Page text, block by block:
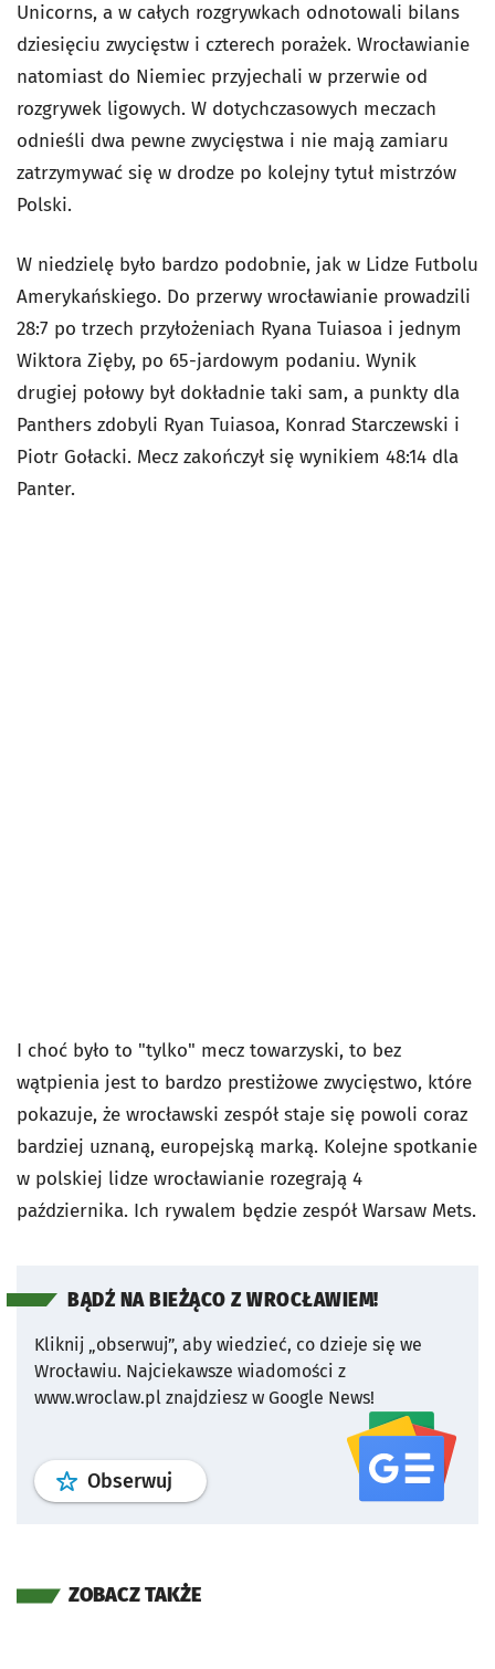
Unicorns, a w całych rozgrywkach odnotowali bilans
dziesięciu zwycięstw i czterech porażek. Wrocławianie
natomiast do Niemiec przyjechali w przerwie od
rozgrywek ligowych. W dotychczasowych meczach
odnieśli dwa pewne zwycięstwa i nie mają zamiaru
zatrzymywać się w drodze po kolejny tytuł mistrzów
Polski.
W niedzielę było bardzo podobnie, jak w Lidze Futbolu
Amerykańskiego. Do przerwy wrocławianie prowadzili
28:7 po trzech przyłożeniach Ryana Tuiasoa i jednym
Wiktora Zięby, po 65-jardowym podaniu. Wynik
drugiej połowy był dokładnie taki sam, a punkty dla
Panthers zdobyli Ryan Tuiasoa, Konrad Starczewski i
Piotr Gołacki. Mecz zakończył się wynikiem 48:14 dla
Panter.
I choć było to "tylko" mecz towarzyski, to bez
wątpienia jest to bardzo prestiżowe zwycięstwo, które
pokazuje, że wrocławski zespół staje się powoli coraz
bardziej uznaną, europejską marką. Kolejne spotkanie
w polskiej lidze wrocławianie rozegrają 4
października. Ich rywalem będzie zespół Warsaw Mets.
BĄDŹ NA BIEŻĄCO Z WROCŁAWIEM!
Kliknij „obserwuj”, aby wiedzieć, co dzieje się we
Wrocławiu. Najciekawsze wiadomości z
www.wroclaw.pl znajdziesz w Google News!
Obserwuj profil serwisu
ZOBACZ TAKŻE